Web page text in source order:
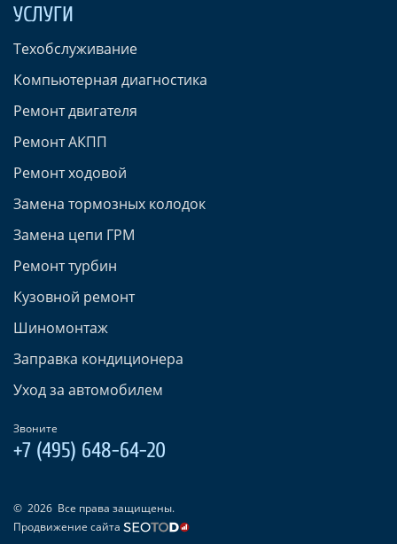
УСЛУГИ
Техобслуживание
Компьютерная диагностика
Ремонт двигателя
Ремонт АКПП
Ремонт ходовой
Замена тормозных колодок
Замена цепи ГРМ
Ремонт турбин
Кузовной ремонт
Шиномонтаж
Заправка кондиционера
Уход за автомобилем
Звоните
+7 (495) 648-64-20
© 2026 Все права защищены.
Продвижение сайта